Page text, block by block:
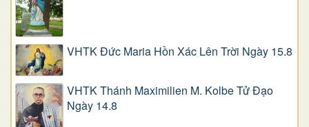
VHTK Đức Maria Hồn Xác Lên Trời Ngày 15.8
VHTK Thánh Maximilien M. Kolbe Tử Đạo
Ngày 14.8